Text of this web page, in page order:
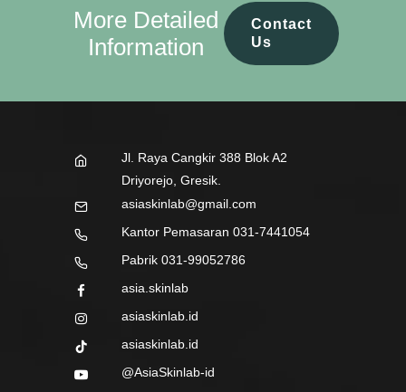
More Detailed
Information
Contact
Us
Jl. Raya Cangkir 388 Blok A2
Driyorejo, Gresik.
asiaskinlab@gmail.com
Kantor Pemasaran 031-7441054
Pabrik 031-99052786
asia.skinlab
asiaskinlab.id
asiaskinlab.id
@AsiaSkinlab-id